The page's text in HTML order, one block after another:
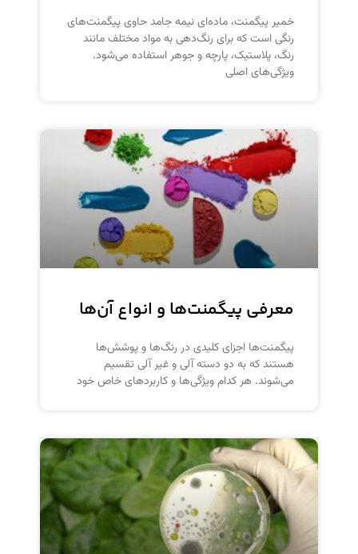
خمیر پیگمنت، ماده‌ای نیمه جامد حاوی پیگمنت‌های
رنگی است که برای رنگ‌دهی به مواد مختلف مانند
رنگ، پلاستیک، پارچه و جوهر استفاده می‌شود.
ویژگی‌های اصلی
معرفی پیگمنت‌ها و انواع آن‌ها
پیگمنت‌ها اجزای کلیدی در رنگ‌ها و پوشش‌ها
هستند که به دو دسته آلی و غیر آلی تقسیم
می‌شوند. هر کدام ویژگی‌ها و کاربردهای خاص خود